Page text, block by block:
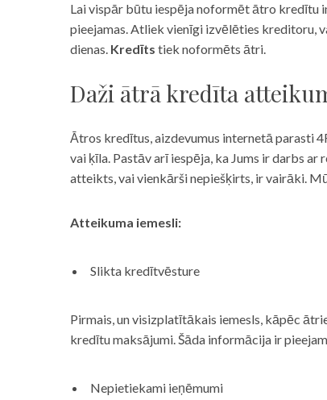
Lai vispār būtu iespēja noformēt ātro kredītu
pieejamas. Atliek vienīgi izvēlēties kreditoru,
dienas. Kredīts tiek noformēts ātri.
Daži ātrā kredīta
Ātros kredītus, aizdevumus internetā parasti
vai ķīla. Pastāv arī iespēja, ka Jums ir darbs
atteikts, vai vienkārši nepiešķirts, ir vairāki.
Atteikuma iemesli:
Slikta kredītvēsture
Pirmais, un visizplatītākais iemesls, kāpēc
kredītu maksājumi. Šāda informācija ir
Nepietiekami ieņēmumi